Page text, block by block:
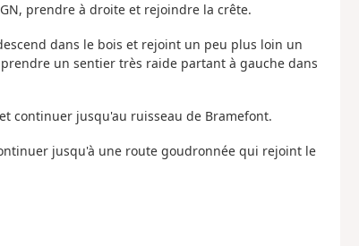
prendre à droite et rejoindre la crête.
dans le bois et rejoint un peu plus loin un
un sentier très raide partant à gauche dans
continuer jusqu'au ruisseau de Bramefont.
jusqu'à une route goudronnée qui rejoint le